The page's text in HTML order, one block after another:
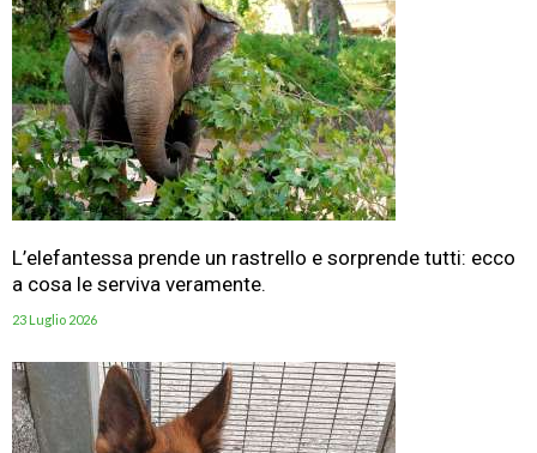
L’elefantessa prende un rastrello e sorprende tutti: ecco
a cosa le serviva veramente.
23 Luglio 2026